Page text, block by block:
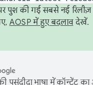
पुश की गई सबसे नई रिलीज़
AOSP में हुए बदलावदेखें.
भाषा में कॉन्टेंट